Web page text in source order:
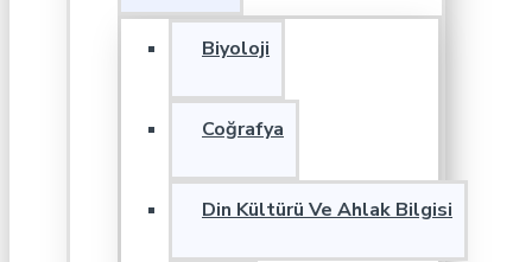
Biyoloji
Coğrafya
Din Kültürü Ve Ahlak Bilgisi